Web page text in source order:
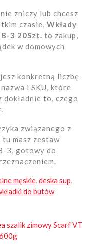
zniczy lub chcesz
czasie, Wkłady
3 20Szt. to zakup,
w domowych
konkretną liczbę
i SKU, które
dokładnie to, czego
związanego z
masz zestaw
3, gotowy do
męskie,deska sup,
do butów
szalik zimowy Scarf VT